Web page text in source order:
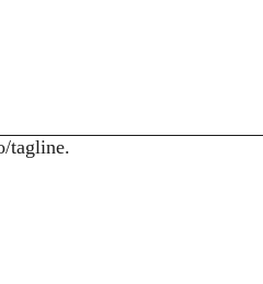
tagline.